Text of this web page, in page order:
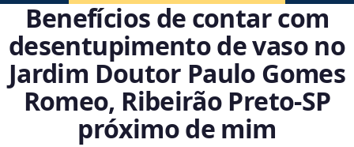
Benefícios de contar com
desentupimento de vaso no
Jardim Doutor Paulo Gomes
Romeo, Ribeirão Preto‑SP
próximo de mim